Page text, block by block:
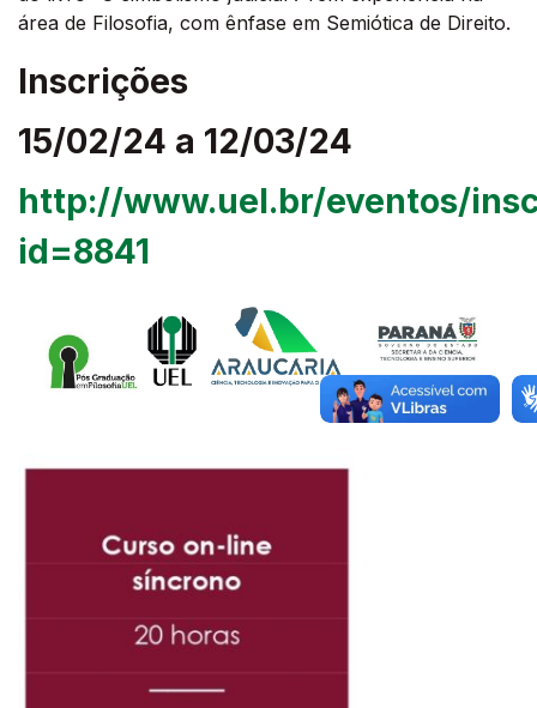
área de Filosofia, com ênfase em Semiótica de Direito.
Inscrições
15/02/24 a 12/03/24
http://www.uel.br/eventos/
id=8841